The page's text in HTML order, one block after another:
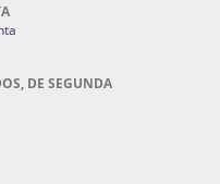
DE SEGUNDA